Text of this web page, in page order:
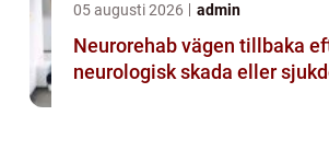
05 augusti 2026 admin
Neurorehab vägen tillbaka efter
neurologisk skada eller